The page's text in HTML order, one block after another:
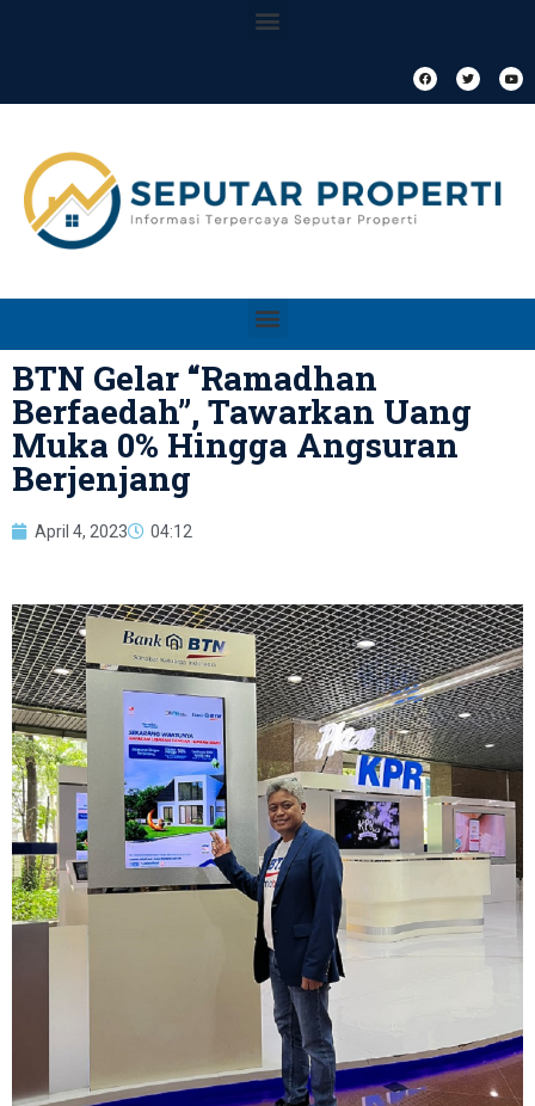
BTN Gelar “Ramadhan
Berfaedah”, Tawarkan Uang
Muka 0% Hingga Angsuran
Berjenjang
April 4, 2023 04:12